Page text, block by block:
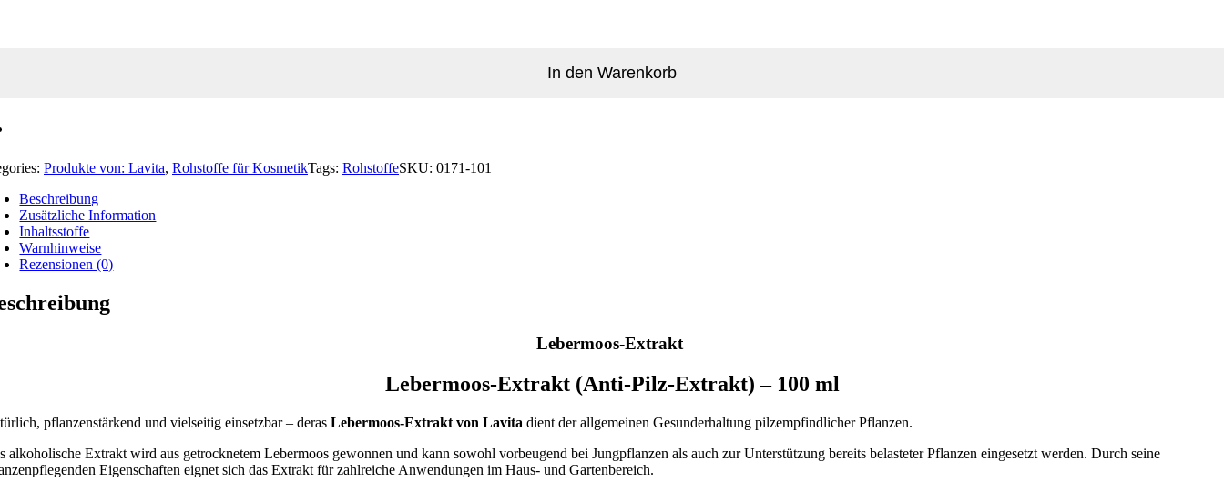
In den Warenkorb
Produkte von: Lavita, Rohstoffe für KosmetikTags: RohstoffeSKU: 0171-101
Beschreibung
Zusätzliche Information
Inhaltsstoffe
Warnhinweise
Rezensionen (0)
Lebermoos-Extrakt
Lebermoos-Extrakt (Anti-Pilz-Extrakt) – 100 ml
pflanzenstärkend und vielseitig einsetzbar – derasLebermoos-Extrakt von Lavita dient der allgemeinen Gesunderhaltung pilzempfindlicher Pflanzen.
alkoholische Extrakt wird aus getrocknetem Lebermoos gewonnen und kann sowohl vorbeugend bei Jungpflanzen als auch zur Unterstützung bereits belasteter Pflanzen eingesetzt werden. Durch seine
Eigenschaften eignet sich das Extrakt für zahlreiche Anwendungen im Haus- und Gartenbereich.